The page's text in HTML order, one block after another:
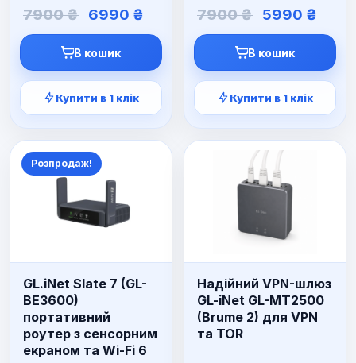
7900₴ Оригінальна
ціна:
7900 ₴.
6990 ₴ Поточна
ціна:
6990 ₴.
В кошик
Купити в 1 клік
7900₴
ціна:
7900 ₴.
5990 ₴
ціна:
В кошик
Купити в 1 клік
Розпродаж!
GL.iNet Slate 7 (GL-
BE3600)
портативний
роутер з сенсорним
екраном та Wi-Fi 6
Надійний VPN-шлюз
GL-iNet GL-MT2500
(Brume 2) для VPN
та TOR